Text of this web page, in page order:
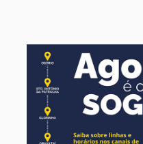
Terça-Feira
12 de agosto
Quarta-Feira
13 de agosto
Quinta-Feira